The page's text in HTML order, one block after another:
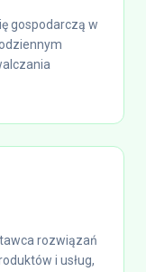
gospodarczą w
rozwiązań
i usług,